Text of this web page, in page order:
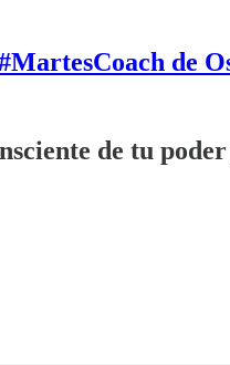
de
de tu